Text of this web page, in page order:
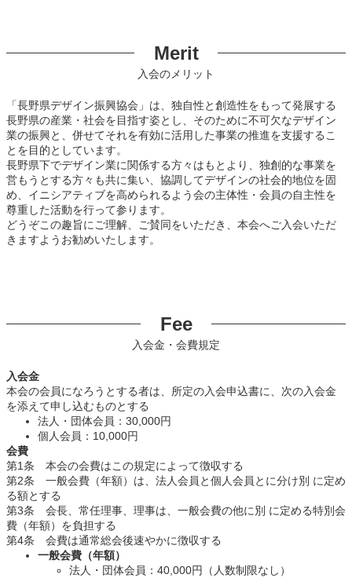
Merit
入会のメリット
「長野県デザイン振興協会」は、独自性と創造性をもって発展する
長野県の産業・社会を目指す姿とし、そのために不可欠なデザイン
業の振興と、併せてそれを有効に活用した事業の推進を支援するこ
とを目的としています。
長野県下でデザイン業に関係する方々はもとより、独創的な事業を
営もうとする方々も共に集い、協調してデザインの社会的地位を固
め、イニシアティブを高められるよう会の主体性・会員の自主性を
尊重した活動を行って参ります。
どうぞこの趣旨にご理解、ご賛同をいただき、本会へご入会いただ
きますようお勧めいたします。
Fee
入会金・会費規定
入会金
本会の会員になろうとする者は、所定の入会申込書に、次の入会金
を添えて申し込むものとする
法人・団体会員：30,000円
個人会員：10,000円
会費
第1条 本会の会費はこの規定によって徴収する
第2条 一般会費（年額）は、法人会員と個人会員とに分け別 に定め
る額とする
第3条 会長、常任理事、理事は、一般会費の他に別 に定める特別会
費（年額）を負担する
第4条 会費は通常総会後速やかに徴収する
一般会費（年額）
法人・団体会員：40,000円（人数制限なし）